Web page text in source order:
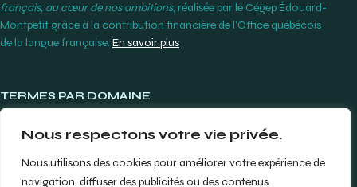
Nous respectons votre vie privée.
Nous utilisons des cookies pour améliorer votre expérience de
navigation, diffuser des publicités ou des contenus
français, au cœur de nos ambitions, réalisée par le Cégep Édouard-
Montpetit grâce à la contribution financière de l’Office québécois
de la langue française. En savoir plus
TERMES PAR DOMAINE
Orthodontie
Prothèses dentaires